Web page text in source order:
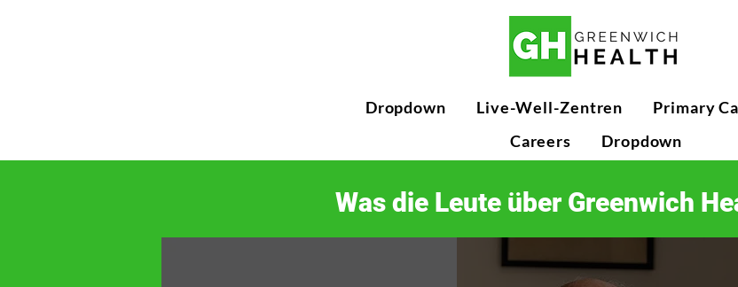
Dropdown Live-Well-Zentren
Primary
Careers
Dropdown
Was die Leute über Greenwich